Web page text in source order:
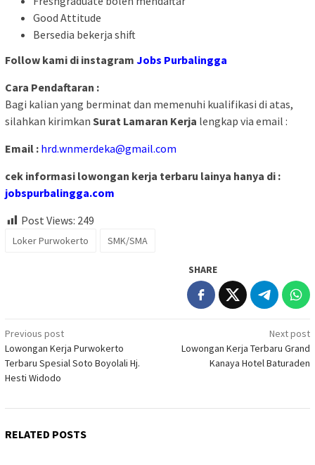
Good Attitude
Bersedia bekerja shift
Follow kami di instagram Jobs Purbalingga
Cara Pendaftaran :
Bagi kalian yang berminat dan memenuhi kualifikasi di atas,
silahkan kirimkan Surat Lamaran Kerja lengkap via email :
Email : hrd.wnmerdeka@gmail.com
cek informasi lowongan kerja terbaru lainya hanya di :
jobspurbalingga.com
Post Views: 249
Loker Purwokerto SMK/SMA
SHARE
Post
navigation
Previous post
Lowongan Kerja Purwokerto
Terbaru Spesial Soto Boyolali Hj.
Hesti Widodo
Next post
Lowongan Kerja Terbaru Grand
Kanaya Hotel Baturaden
RELATED POSTS